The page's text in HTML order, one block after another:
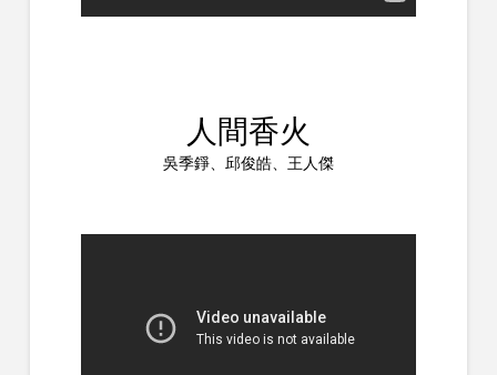
人間香火
吳季錚、邱俊皓、王人傑